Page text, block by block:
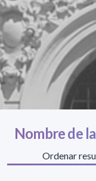
Nombre de
Ordenar